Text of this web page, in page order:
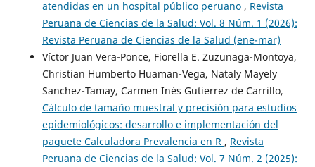
atendidas en un hospital público peruano , Revista
Peruana de Ciencias de la Salud: Vol. 8 Núm. 1 (2026):
Revista Peruana de Ciencias de la Salud (ene-mar)
Víctor Juan Vera-Ponce, Fiorella E. Zuzunaga-Montoya,
Christian Humberto Huaman-Vega, Nataly Mayely
Sanchez-Tamay, Carmen Inés Gutierrez de Carrillo,
Cálculo de tamaño muestral y precisión para estudios
epidemiológicos: desarrollo e implementación del
paquete Calculadora Prevalencia en R , Revista
Peruana de Ciencias de la Salud: Vol. 7 Núm. 2 (2025):